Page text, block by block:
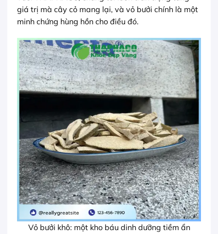
giá trị mà cây cỏ mang lại, và vỏ bưởi chính là một
minh chứng hùng hồn cho điều đó.
Vỏ bưởi khô: một kho báu dinh dưỡng tiềm ẩn